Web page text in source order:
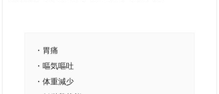
・胃痛
・嘔気嘔吐
・体重減少